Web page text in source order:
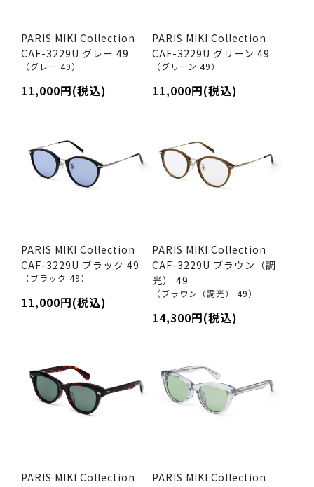
PARIS MIKI Collection
CAF-3229U グレー 49
（グレー 49）
11,000円(税込)
PARIS MIKI Collection
CAF-3229U グリーン 49
（グリーン 49）
11,000円(税込)
PARIS MIKI Collection
CAF-3229U ブラック 49
（ブラック 49）
11,000円(税込)
PARIS MIKI Collection
CAF-3229U ブラウン（調
光） 49
（ブラウン（調光） 49）
14,300円(税込)
PARIS MIKI Collection
PARIS MIKI Collection